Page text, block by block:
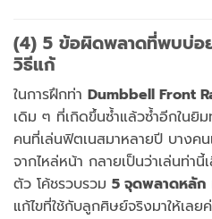
(4) 5 ข้อผิดพลาดที่พบบ่อ
วิธีแก้
ในการฝึกท่า Dumbbell Front
เดิม ๆ ที่เกิดขึ้นซ้ำแล้วซ้ำอีกใน
คนที่เล่นฟิตเนสมาหลายปี บางคน
จากไหล่หน้า กลายเป็นว่าเล่นท่านี้
ตัว โค้ชรวบรวม 5 จุดพลาดหลัก
แก้ไขที่ใช้กับลูกศิษย์จริงมาให้เลย